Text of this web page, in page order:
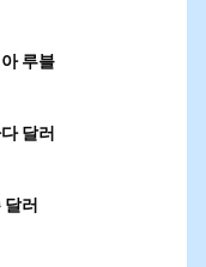
루블
달러
러